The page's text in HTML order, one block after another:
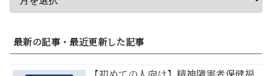
最新の記事・最近更新した記事